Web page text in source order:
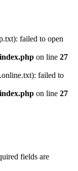
failed to open
on line 27
failed to
on line 27
fields are